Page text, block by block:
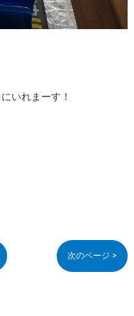
いれまーす！
次のページ >